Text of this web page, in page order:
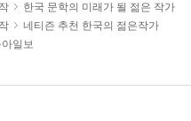
한국 문학의 미래가 될 젊은 작가
네티즌 추천 한국의 젊은작가
아일보